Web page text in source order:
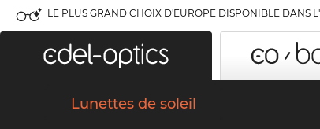
LE PLUS GRAND CHOIX D'EUROPE DISPONIBLE DANS
Lunettes de soleil